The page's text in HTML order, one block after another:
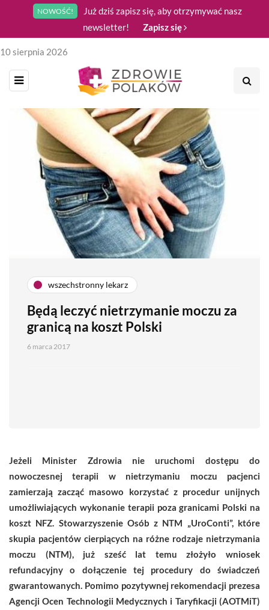
NOWOŚĆ!
Już dziś zapisz się, aby otrzymywać nasz
newsletter!
Zapisz się
10 sierpnia 2026
wszechstronny lekarz
Będą leczyć nietrzymanie moczu za
granicą na koszt Polski
6 marca 2017
Jeżeli Minister Zdrowia nie uruchomi dostępu do
nowoczesnej terapii w nietrzymaniu moczu pacjenci
zamierzają zacząć masowo korzystać z procedur unijnych
umożliwiających wykonanie terapii poza granicami Polski na
koszt NFZ. Stowarzyszenie Osób z NTM „UroConti”, które
skupia pacjentów cierpiących na różne rodzaje nietrzymania
moczu (NTM), już sześć lat temu złożyło wniosek
refundacyjny o dołączenie tej procedury do świadczeń
gwarantowanych. Pomimo pozytywnej rekomendacji prezesa
Agencji Ocen Technologii Medycznych i Taryfikacji (AOTMiT)